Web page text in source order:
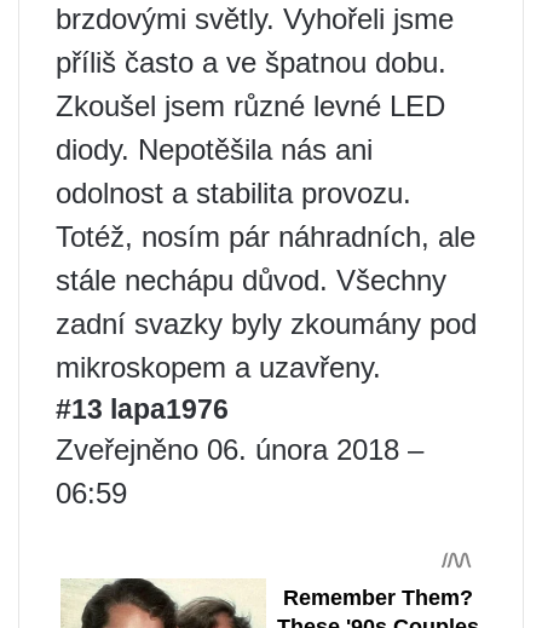
brzdovými světly. Vyhořeli jsme
příliš často a ve špatnou dobu.
Zkoušel jsem různé levné LED
diody. Nepotěšila nás ani
odolnost a stabilita provozu.
Totéž, nosím pár náhradních, ale
stále nechápu důvod. Všechny
zadní svazky byly zkoumány pod
mikroskopem a uzavřeny.
#13 lapa1976
Zveřejněno 06. února 2018 –
06:59